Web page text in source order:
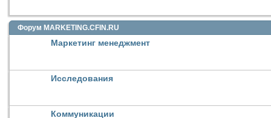
Форум MARKETING.CFIN.RU
Маркетинг менеджмент
Исследования
Коммуникации